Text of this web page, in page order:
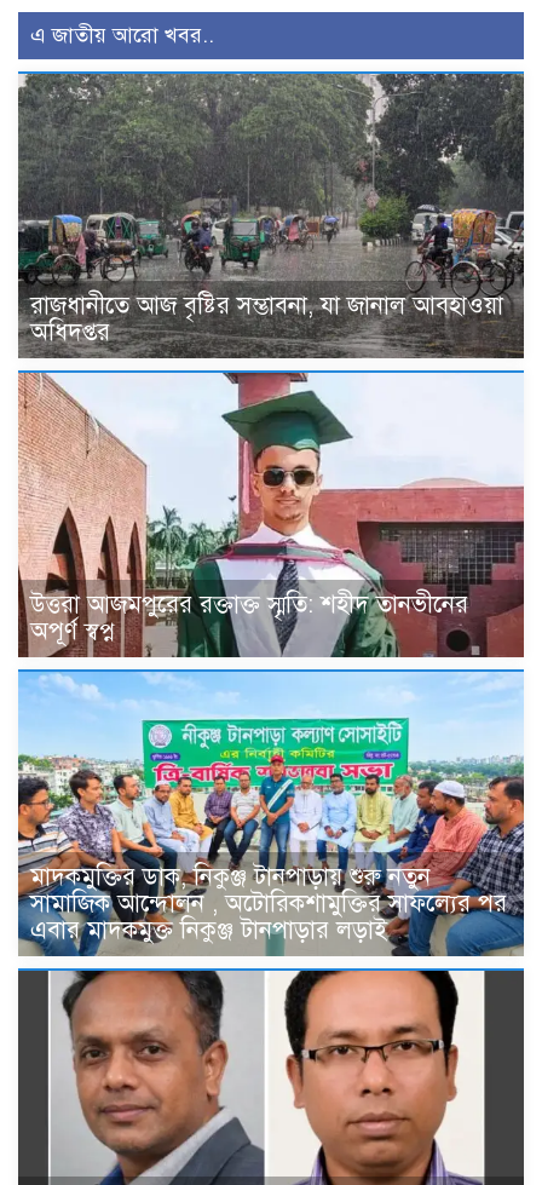
এ জাতীয় আরো খবর..
রাজধানীতে আজ বৃষ্টির সম্ভাবনা, যা জানাল আবহাওয়া
অধিদপ্তর
উত্তরা আজমপুরের রক্তাক্ত স্মৃতি: শহীদ তানভীনের
অপূর্ণ স্বপ্ন
মাদকমুক্তির ডাক, নিকুঞ্জ টানপাড়ায় শুরু নতুন
সামাজিক আন্দোলন , অটোরিকশামুক্তির সাফল্যের পর
এবার মাদকমুক্ত নিকুঞ্জ টানপাড়ার লড়াই